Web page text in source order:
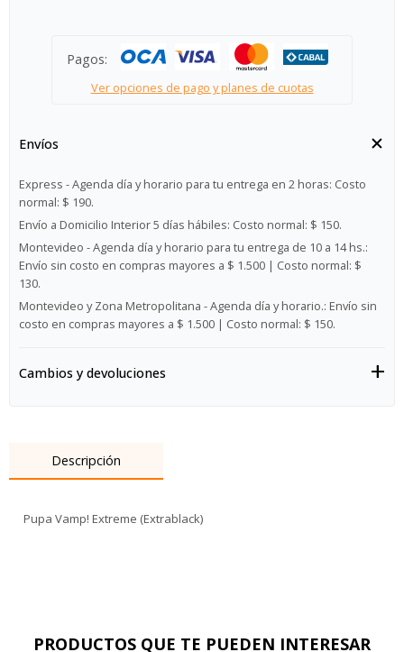
Pagos:
Ver opciones de pago y planes de cuotas
Envíos
Express - Agenda día y horario para tu entrega en 2 horas: Costo
normal: $ 190.
Envío a Domicilio Interior 5 días hábiles: Costo normal: $ 150.
Montevideo - Agenda día y horario para tu entrega de 10 a 14 hs.:
Envío sin costo en compras mayores a $ 1.500 | Costo normal: $
130.
Montevideo y Zona Metropolitana - Agenda día y horario.: Envío sin
costo en compras mayores a $ 1.500 | Costo normal: $ 150.
Cambios y devoluciones
Descripción
Pupa Vamp! Extreme (Extrablack)
PRODUCTOS QUE TE PUEDEN INTERESAR